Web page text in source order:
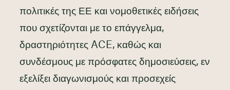
πολιτικές της ΕΕ και νομοθετικές ειδήσεις
που σχετίζονται με το επάγγελμα,
δραστηριότητες ACE, καθώς και
συνδέσμους με πρόσφατες δημοσιεύσεις, εν
εξελίξει διαγωνισμούς και προσεχείς